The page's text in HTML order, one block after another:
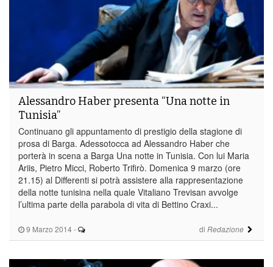
9 Marzo 2014 - di Redazione
Alessandro Haber presenta “Una notte in
Tunisia”
Continuano gli appuntamento di prestigio della stagione di
prosa di Barga. Adessotocca ad Alessandro Haber che
porterà in scena a Barga Una notte in Tunisia. Con lui Maria
Ariis, Pietro Micci, Roberto Trifirò. Domenica 9 marzo (ore
21.15) al Differenti si potrà assistere alla rappresentazione
della notte tunisina nella quale Vitaliano Trevisan avvolge
l’ultima parte della parabola di vita di Bettino Craxi...